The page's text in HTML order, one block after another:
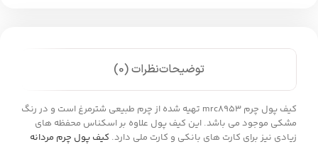
توضیحاتنظرات (0)
کیف پول چرم mrc8953 تهیه شده از چرم طبیعی شترمرغ است و در رنگ
مشکی موجود می باشد. این کیف پول علاوه بر اسکناس محفظه های
زیادی نیز برای کارت های بانکی و کارت ملی دارد. کیف پول چرم مردانه